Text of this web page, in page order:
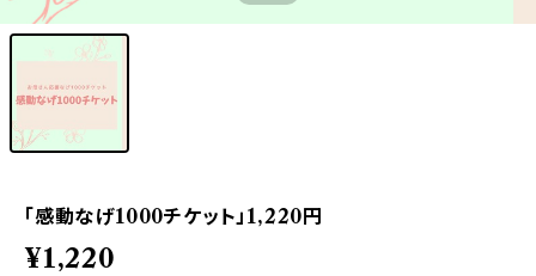
「感動なげ1000チケット」1,220円
¥1,220